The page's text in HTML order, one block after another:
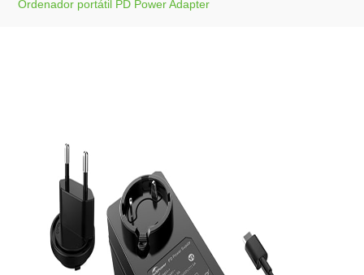
Ordenador portátil PD Power Adapter